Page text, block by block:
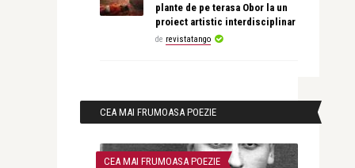
plante de pe terasa Obor la un
proiect artistic interdisciplinar
de revistatango
CEA MAI FRUMOASA POEZIE
CEA MAI FRUMOASA POEZIE